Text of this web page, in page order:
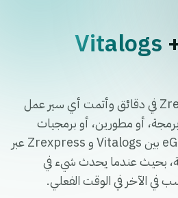
Vitalogs
اربط Vitalogs بـ Zrexpress في دقائق وأتمت أي سير عمل
أو مطورين، أو برمجيات
وسيطة معقدة. تربط eGrow بين Vitalogs و Zrexpress عبر
بحيث عندما يحدث شيء في
في الآخر في الوقت الفعلي.